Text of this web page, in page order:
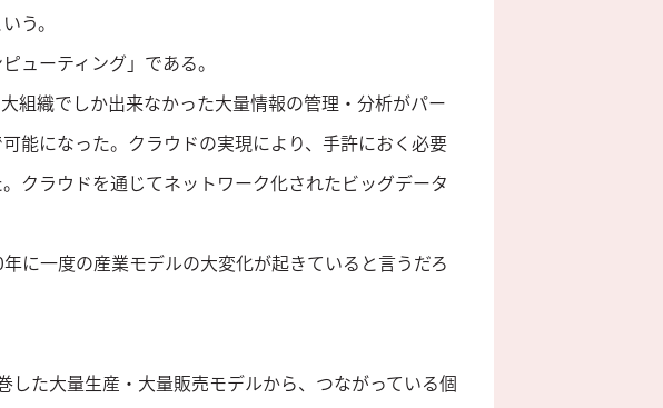
う。
ューティング」である。
組織でしか出来なかった大量情報の管理・分析がパー
能になった。クラウドの実現により、手許におく必要
クラウドを通じてネットワーク化されたビッグデータ
に一度の産業モデルの大変化が起きていると言うだろ
した大量生産・大量販売モデルから、つながっている個